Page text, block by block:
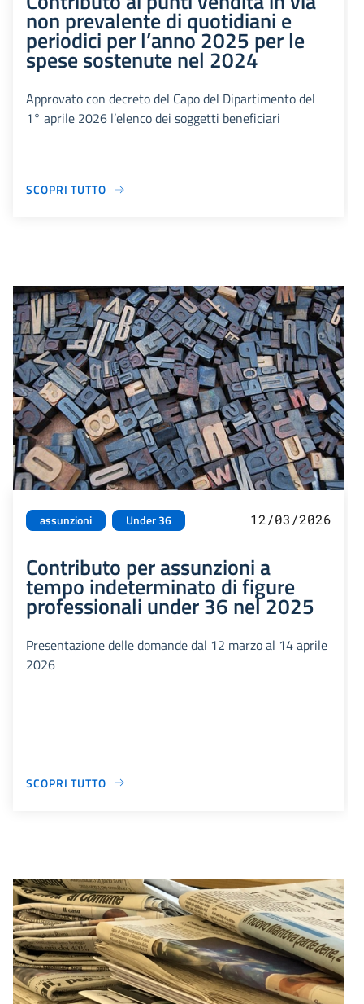
non prevalente di quotidiani e
periodici per l’anno 2025 per le
spese sostenute nel 2024
Approvato con decreto del Capo del Dipartimento del
1° aprile 2026 l’elenco dei soggetti beneficiari
SCOPRI TUTTO
assunzioni Under 36 12/03/2026
Contributo per assunzioni a
tempo indeterminato di figure
professionali under 36 nel 2025
Presentazione delle domande dal 12 marzo al 14 aprile
2026
SCOPRI TUTTO